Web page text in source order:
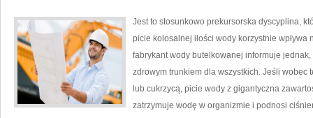
Jest to stosunkowo prekursorska dyscyplina,
picie kolosalnej ilości wody korzystnie wpływa
fabrykant wody butelkowanej informuje
zdrowym trunkiem dla wszystkich. Jeśli wobec
lub cukrzycą, picie wody z gigantyczna
zatrzymuje wodę w organizmie i podnosi